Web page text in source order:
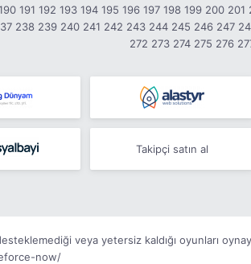
191 192 193 194 195 196 197 198 199 200 201
238 239 240 241 242 243 244 245 246 247
272 273 274 275 276
Takipçi satın al
veya yetersiz kaldığı oyunları
now/